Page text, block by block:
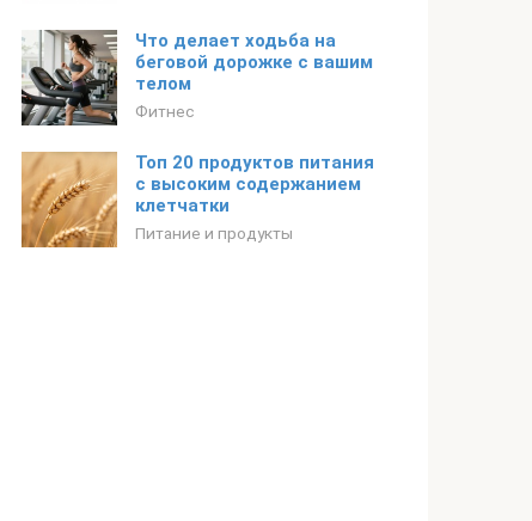
Что делает ходьба на
беговой дорожке с вашим
телом
Фитнес
Топ 20 продуктов питания
с высоким содержанием
клетчатки
Питание и продукты